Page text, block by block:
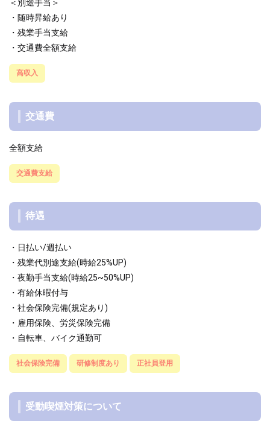
＜別途手当＞
・随時昇給あり
・残業手当支給
・交通費全額支給
高収入
交通費
全額支給
交通費支給
待遇
・日払い/週払い
・残業代別途支給(時給25%UP)
・夜勤手当支給(時給25~50%UP)
・有給休暇付与
・社会保険完備(規定あり)
・雇用保険、労災保険完備
・自転車、バイク通勤可
社会保険完備 研修制度あり 正社員登用
受動喫煙対策について